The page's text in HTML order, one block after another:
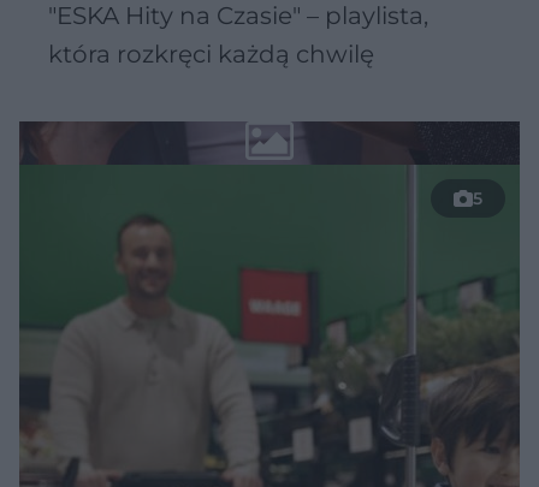
"ESKA Hity na Czasie" – playlista,
która rozkręci każdą chwilę
5